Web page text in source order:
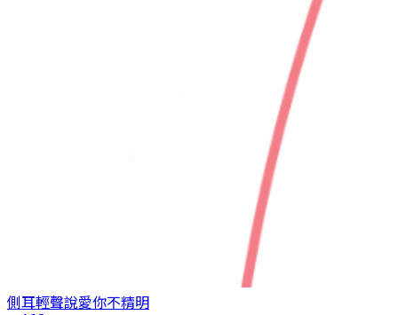
側耳輕聲說愛你不精明